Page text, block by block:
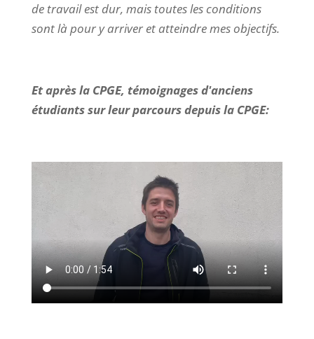
de travail est dur, mais toutes les conditions
sont là pour y arriver et atteindre mes objectifs.
Et après la CPGE, témoignages d'anciens
étudiants sur leur parcours depuis la CPGE: